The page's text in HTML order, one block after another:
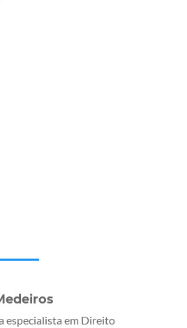
especialista em Direito